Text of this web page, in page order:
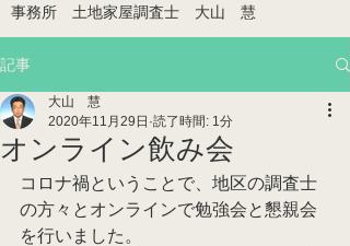
事務所 土地家屋調査士 大山 慧
記事
オンライン飲み会
大山 慧
2020年11月29日 読了時間: 1分
コロナ禍ということで、地区の調査士
の方々とオンラインで勉強会と懇親会
を行いました。